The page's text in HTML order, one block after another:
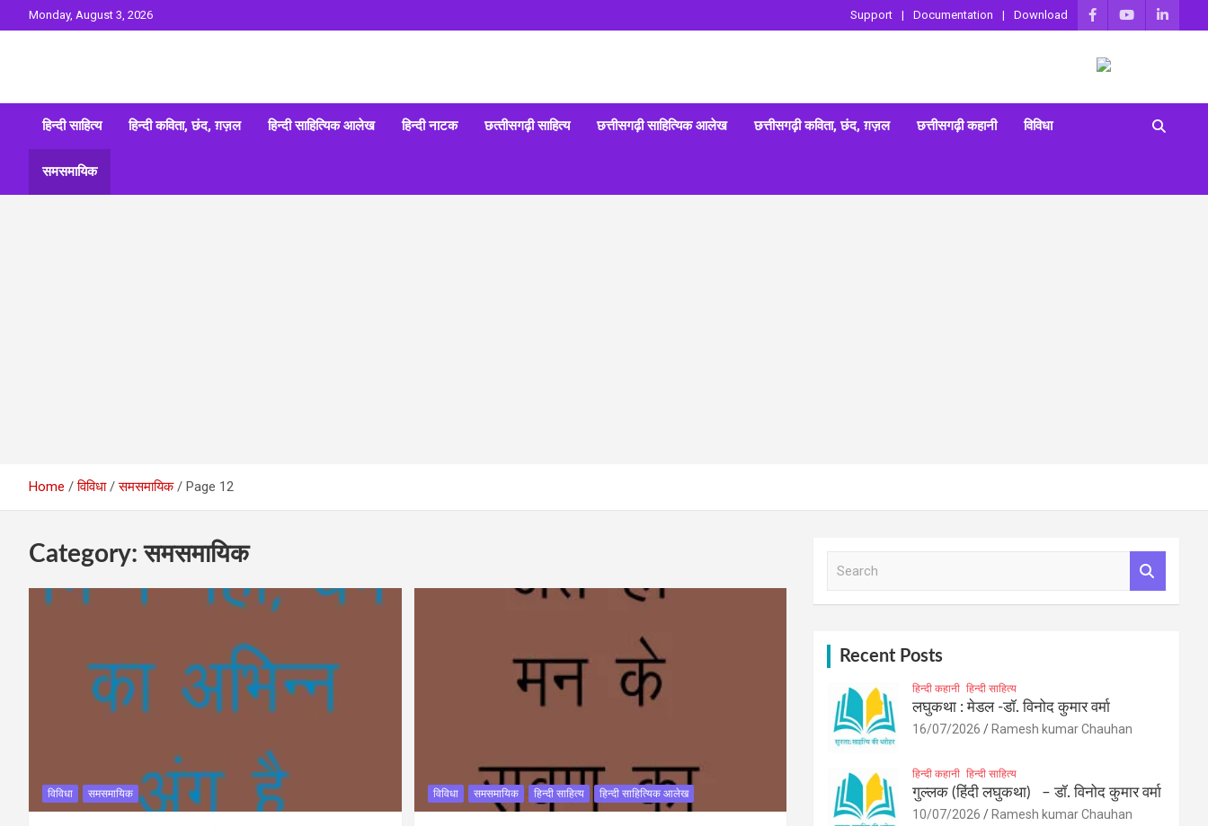
to
Monday, August 3, 2026 Support Documentation Download
हिन्दी साहित्य हिन्दी कविता, छंद, ग़ज़ल हिन्दी साहित्यिक आलेख हिन्‍दी नाटक छत्‍तीसगढ़ी साहित्‍य छत्तीसगढ़ी साहित्यिक आलेख छत्तीसगढ़ी कविता, छंद, ग़ज़ल छत्तीसगढ़ी कहानी विविधा
समसमायिक
Home विविधा समसमायिक Page 12
Category:समसमायिक
विविधा समसमायिक विविधा समसमायिक हिन्दी साहित्य हिन्दी साहित्यिक आलेख
Recent Posts
हिन्दी कहानी हिन्दी साहित्य
लघुकथा : मेडल -डॉ. विनोद कुमार वर्मा
16/07/2026 Ramesh kumar Chauhan
हिन्दी कहानी हिन्दी साहित्य
गुल्लक (हिंदी लघुकथा) – डॉ. विनोद कुमार वर्मा
10/07/2026 Ramesh kumar Chauhan